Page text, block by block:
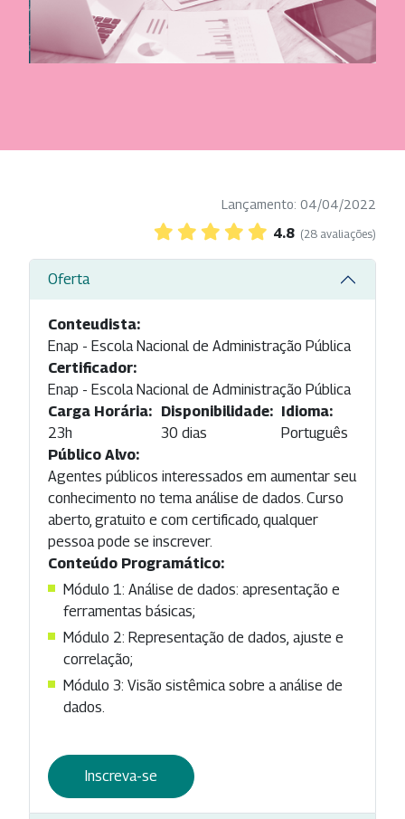
Lançamento: 04/04/2022
4.8 (28 avaliações)
Oferta
Conteudista:
Enap - Escola Nacional de Administração Pública
Certificador:
Enap - Escola Nacional de Administração Pública
Carga Horária:
23h
Disponibilidade:
30 dias
Idioma:
Português
Público Alvo:
Agentes públicos interessados em aumentar seu
conhecimento no tema análise de dados. Curso
aberto, gratuito e com certificado, qualquer
pessoa pode se inscrever.
Conteúdo Programático:
Módulo 1: Análise de dados: apresentação e
ferramentas básicas;
Módulo 2: Representação de dados, ajuste e
correlação;
Módulo 3: Visão sistêmica sobre a análise de
dados.
Inscreva-se